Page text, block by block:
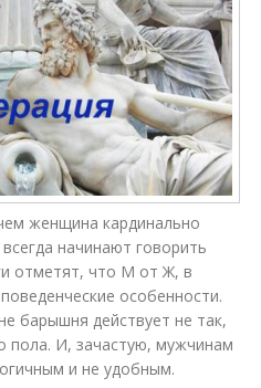
женщина кардинально
начинают говорить
отметят, что М от Ж, в
особенности.
барышня действует не так,
пола. И, зачастую, мужчинам
и не удобным.